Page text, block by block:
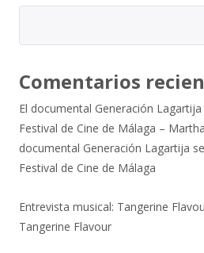
Comentarios
El documental Generación
Festival de Cine de Málaga –
documental Generación Lagartija
Festival de Cine de Málaga
Entrevista musical: Tangerine
Tangerine Flavour